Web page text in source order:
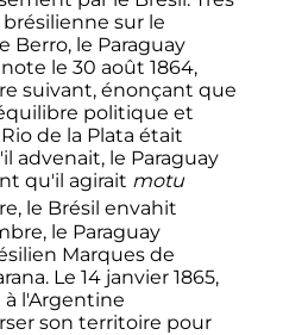
sur le
le Paraguay
le 30 août 1864,
suivant, énonçant que
politique et
de la Plata était
advenait, le Paraguay
qu'il agirait motu
, le Brésil envahit
, le Paraguay
Marques de
Le 14 janvier 1865,
à l'Argentine
son territoire pour